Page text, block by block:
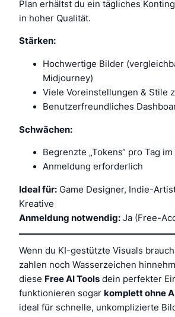
Plan erhältst du ein tägliches
in hoher Qualität.
Stärken:
Hochwertige Bilder
Midjourney)
Viele Voreinstellungen & Stile
Benutzerfreundliches
Schwächen:
Begrenzte „Tokens“ pro Tag
Anmeldung erforderlich
Ideal für: Game Designer, Indie-
Kreative
Anmeldung notwendig: Ja (Free-
Wenn du KI-gestützte Visuals
zahlen noch Wasserzeichen
diese Free AI Tools dein perfekter
funktionieren sogar komplett ohne
ideal für schnelle, unkomplizierte